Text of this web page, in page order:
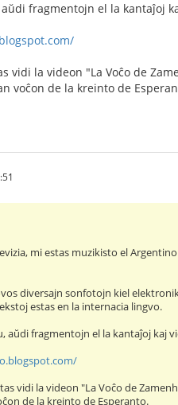
aŭdi fragmentojn el la kantaĵoj
vidi la videon "La Voĉo de
voĉon de la kreinto de
mi estas muzikisto el
diversajn sonfotojn kiel
estas en la internacia lingvo.
aŭdi fragmentojn el la kantaĵoj kaj
vidi la videon "La Voĉo de
de la kreinto de Esperanto.